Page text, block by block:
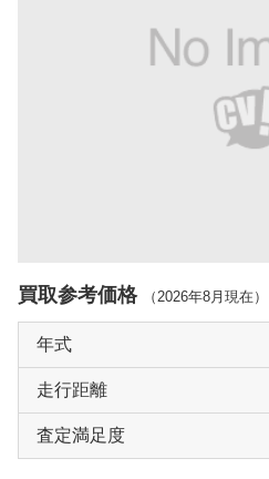
買取参考価格 （2026年8月 現在）
年式
走行距離
査定満足度